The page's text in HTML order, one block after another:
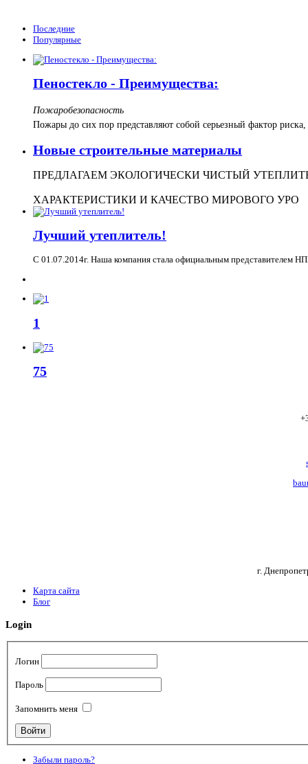
Последние
Популярные
Пеностекло - Преимущества:
Пожаробезопасность
Пожары до сих пор представляют собой серьезный фактор
Новые строительные материалы
ПРЕДЛАГАЕМ ЭКОЛОГИЧЕСКИ ЧИСТЫЙ
ХАРАКТЕРИСТИКИ И КАЧЕСТВО МИРОВОГО УРО
Лучший утеплитель!
С 01.07.2014г. Наша компания стала официальным представителем
1
75
г.
Карта сайта
Блог
Login
Логин
Пароль
Запомнить меня
Забыли пароль?